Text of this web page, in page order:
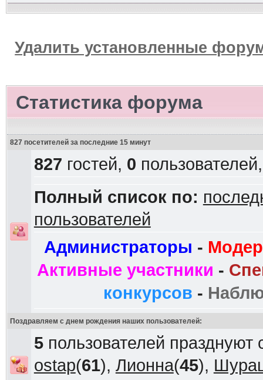
Удалить установленные
Статистика форума
827 посетителей за последние 15 минут
827 гостей, 0
Полный список по:
пользователей
Администраторы -
Активные участники -
конкурсов -
Поздравляем с днем рождения наших пользователей:
5пользователей празднуют
ostap(61), Лионна(45),